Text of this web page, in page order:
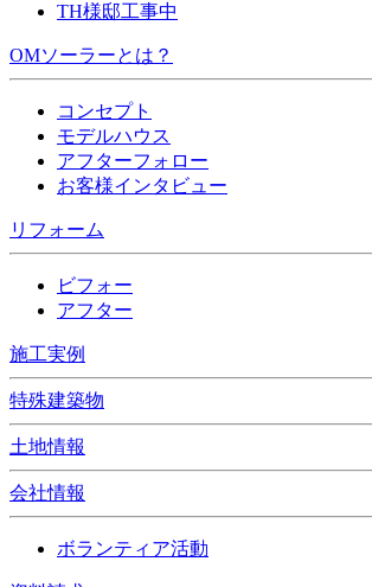
TH様邸工事中
OMソーラーとは？
コンセプト
モデルハウス
アフターフォロー
お客様インタビュー
リフォーム
ビフォー
アフター
施工実例
特殊建築物
土地情報
会社情報
ボランティア活動